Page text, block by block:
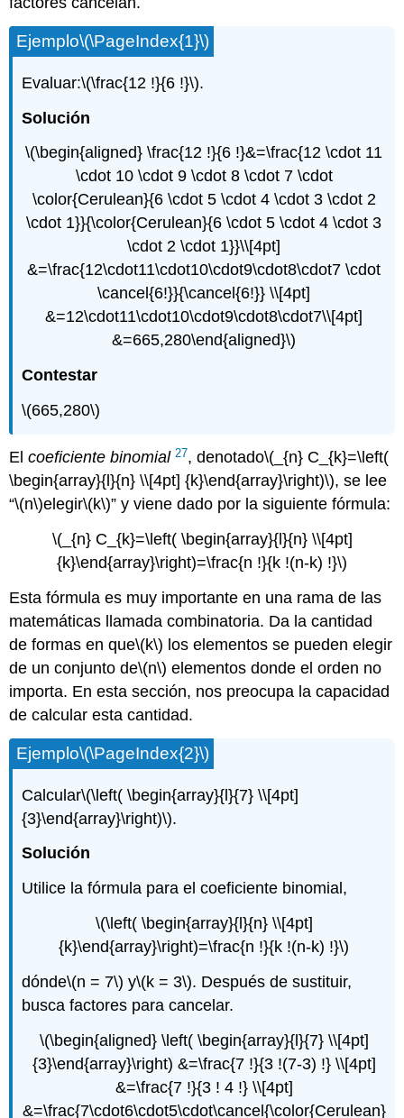
Ejemplo\(\PageIndex{1}\)
Evaluar:\(\frac{12 !}{6 !}\).
Solución
\(\begin{aligned} \frac{12 !}{6 !}&=\frac{12 \cdot 11
\cdot 10 \cdot 9 \cdot 8 \cdot 7 \cdot
\color{Cerulean}{6 \cdot 5 \cdot 4 \cdot 3 \cdot 2
\cdot 1}}{\color{Cerulean}{6 \cdot 5 \cdot 4 \cdot 3
\cdot 2 \cdot 1}}\\[4pt]
&=\frac{12\cdot11\cdot10\cdot9\cdot8\cdot7 \cdot
\cancel{6!}}{\cancel{6!}} \\[4pt]
&=12\cdot11\cdot10\cdot9\cdot8\cdot7\\[4pt]
&=665,280\end{aligned}\)
Contestar
\(665,280\)
Elcoeficiente binomial 27, denotado\(_{n} C_{k}=\left(
\begin{array}{l}{n} \\[4pt] {k}\end{array}\right)\), se lee
“\(n\)elegir\(k\)” y viene dado por la siguiente fórmula:
\(_{n} C_{k}=\left( \begin{array}{l}{n} \\[4pt]
{k}\end{array}\right)=\frac{n !}{k !(n-k) !}\)
Esta fórmula es muy importante en una rama de las
matemáticas llamada combinatoria. Da la cantidad
de formas en que\(k\) los elementos se pueden elegir
de un conjunto de\(n\) elementos donde el orden no
importa. En esta sección, nos preocupa la capacidad
de calcular esta cantidad.
Ejemplo\(\PageIndex{2}\)
Calcular\(\left( \begin{array}{l}{7} \\[4pt]
{3}\end{array}\right)\).
Solución
Utilice la fórmula para el coeficiente binomial,
\(\left( \begin{array}{l}{n} \\[4pt]
{k}\end{array}\right)=\frac{n !}{k !(n-k) !}\)
dónde\(n = 7\) y\(k = 3\). Después de sustituir,
busca factores para cancelar.
\(\begin{aligned} \left( \begin{array}{l}{7} \\[4pt]
{3}\end{array}\right) &=\frac{7 !}{3 !(7-3) !} \\[4pt]
&=\frac{7 !}{3 ! 4 !} \\[4pt]
&=\frac{7\cdot6\cdot5\cdot\cancel{\color{Cerulean}